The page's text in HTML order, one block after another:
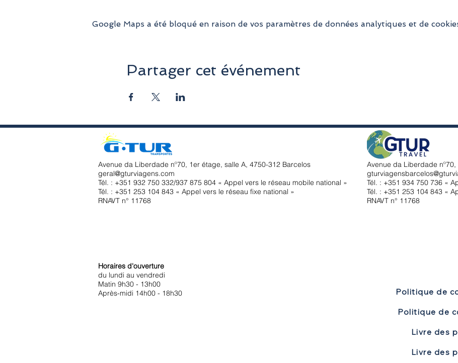
Google Maps a été bloqué en raison de vos paramètres de données analytiques et de
Partager cet événement
Avenue da Liberdade nº70, 1er étage, salle A, 4750-312 Barcelos
geral@gturviagens.com
Tél. : +351 932 750 332/937 875 804 « Appel vers le réseau mobile national »
Tél. : +351 253 104 843 « Appel vers le réseau fixe national »
RNAVT n° 11768
Horaires d'ouverture
du lundi au vendredi
Matin 9h30 - 13h00
Après-midi 14h00 - 18h30
Avenue da Liberdade
Tél. : +351 934 750 736 «
Tél. : +351 253 104 843 «
RNAVT n° 11768
Politique de
Livre des
Livre des